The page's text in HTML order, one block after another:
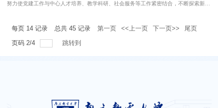
努力使党建工作与中心人才培养、教学科研、社会服务等工作紧密结合，不断探索新时
氛围（
每页 14记录 总共 45记录 第一页 <<上一页 下一页>>
尾页
页码 2/4 跳转到